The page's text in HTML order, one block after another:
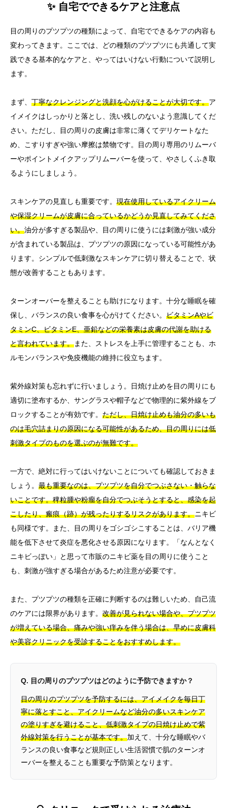
✨ 自宅でできるケアと注意点
目の周りのプツプツの種類によって、自宅でできるケアの内容も
変わってきます。ここでは、どの種類のプツプツにも共通して実
践できる基本的なケアと、やってはいけない行動について説明し
ます。
まず、 丁寧なクレンジングと洗顔を心がけることが大切です。ア
イメイクはしっかりと落とし、洗い残しのないよう意識してくだ
さい。ただし、目の周りの皮膚は非常に薄くてデリケートなた
め、こすりすぎや強い摩擦は禁物です。目の周り専用のリムーバ
ーやポイントメイクアップリムーバーを使って、やさしくふき取
るようにしましょう。
スキンケアの見直しも重要です。 現在使用しているアイクリーム
や保湿クリームが皮膚に合っているかどうか見直してみてくださ
い。油分が多すぎる製品や、目の周りに使うには刺激が強い成分
が含まれている製品は、プツプツの原因になっている可能性があ
ります。シンプルで低刺激なスキンケアに切り替えることで、状
態が改善することもあります。
ターンオーバーを整えることも助けになります。十分な睡眠を確
保し、バランスの良い食事を心がけてください。 ビタミンAやビ
タミンC、ビタミンE、亜鉛などの栄養素は皮膚の代謝を助ける
と言われています。また、ストレスを上手に管理することも、ホ
ルモンバランスや免疫機能の維持に役立ちます。
紫外線対策も忘れずに行いましょう。日焼け止めを目の周りにも
適切に塗布するか、サングラスや帽子などで物理的に紫外線をブ
ロックすることが有効です。 ただし、日焼け止めも油分の多いも
のは毛穴詰まりの原因になる可能性があるため、目の周りには低
刺激タイプのものを選ぶのが無難です。
一方で、絶対に行ってはいけないことについても確認しておきま
しょう。 最も重要なのは、プツプツを自分でつぶさない・触らな
いことです。稗粒腫や粉瘤を自分でつぶそうとすると、感染を起
こしたり、瘢痕（跡）が残ったりするリスクがあります。ニキビ
も同様です。また、目の周りをゴシゴシこすることは、バリア機
能を低下させて炎症を悪化させる原因になります。「なんとなく
ニキビっぽい」と思って市販のニキビ薬を目の周りに使うこと
も、刺激が強すぎる場合があるため注意が必要です。
また、プツプツの種類を正確に判断するのは難しいため、自己流
のケアには限界があります。 改善が見られない場合や、プツプツ
が増えている場合、痛みや強い痒みを伴う場合は、早めに皮膚科
や美容クリニックを受診することをおすすめします。
Q. 目の周りのプツプツはどのように予防できますか？
目の周りのプツプツを予防するには、アイメイクを毎日丁
寧に落とすこと、アイクリームなど油分の多いスキンケア
の塗りすぎを避けること、低刺激タイプの日焼け止めで紫
外線対策を行うことが基本です。加えて、十分な睡眠やバ
ランスの良い食事など規則正しい生活習慣で肌のターンオ
ーバーを整えることも重要な予防策となります。